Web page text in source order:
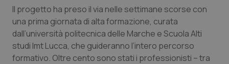
Puglia
Sardegna
Malattie rare
Malattia di Crohn & Rettocolite Ulcerosa
Il progetto ha preso il via nelle settimane scorse con
una prima giornata di alta formazione, curata
dall’università politecnica delle Marche e Scuola Alti
studi Imt Lucca, che guideranno l’intero percorso
formativo. Oltre cento sono stati i professionisti – tra